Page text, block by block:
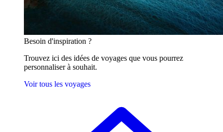
Besoin d'inspiration ?
Trouvez ici des idées de voyages que vous pourrez
personnaliser à souhait.
Voir tous les voyages